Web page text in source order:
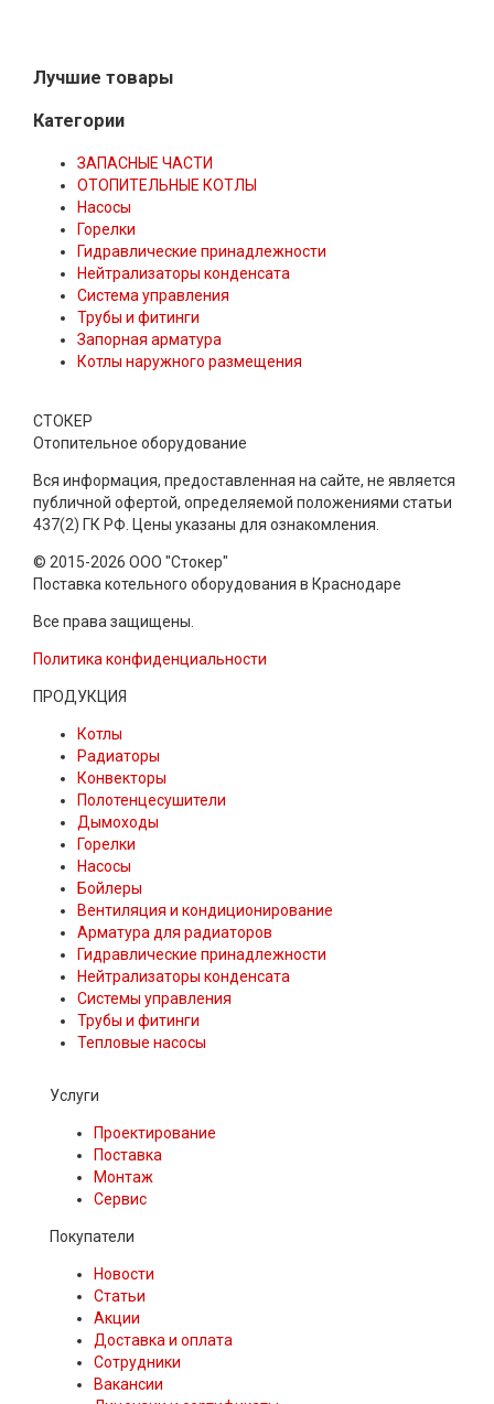
Лучшие товары
Категории
ЗАПАСНЫЕ ЧАСТИ
ОТОПИТЕЛЬНЫЕ КОТЛЫ
Насосы
Горелки
Гидравлические принадлежности
Нейтрализаторы конденсата
Система управления
Трубы и фитинги
Запорная арматура
Котлы наружного размещения
СТОКЕР
Отопительное оборудование
Вся информация, предоставленная на сайте, не является
публичной офертой, определяемой положениями статьи
437(2) ГК РФ. Цены указаны для ознакомления.
© 2015-2026 ООО "Стокер"
Поставка котельного оборудования в Краснодаре
Все права защищены.
Политика конфиденциальности
ПРОДУКЦИЯ
Котлы
Радиаторы
Конвекторы
Полотенцесушители
Дымоходы
Горелки
Насосы
Бойлеры
Вентиляция и кондиционирование
Арматура для радиаторов
Гидравлические принадлежности
Нейтрализаторы конденсата
Системы управления
Трубы и фитинги
Тепловые насосы
Услуги
Проектирование
Поставка
Монтаж
Сервис
Покупатели
Новости
Статьи
Акции
Доставка и оплата
Сотрудники
Вакансии